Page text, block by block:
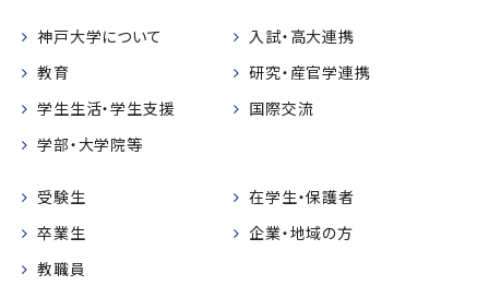
神戸大学について
入試・高大連携
教育
研究・産官学連携
学生生活・学生支援
国際交流
学部・大学院等
受験生
在学生・保護者
卒業生
企業・地域の方
教職員